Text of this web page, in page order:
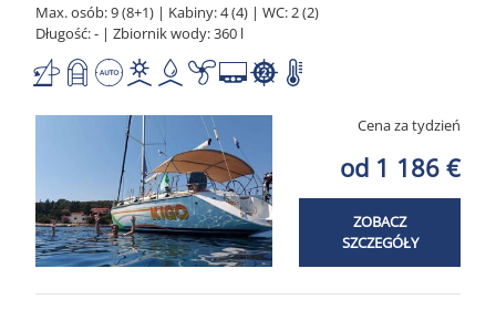
Max. osób: 9 (8+1) | Kabiny: 4 (4) | WC: 2 (2)
Długość: - | Zbiornik wody: 360 l
Cena za tydzień
od 1 186 €
ZOBACZ
SZCZEGÓŁY